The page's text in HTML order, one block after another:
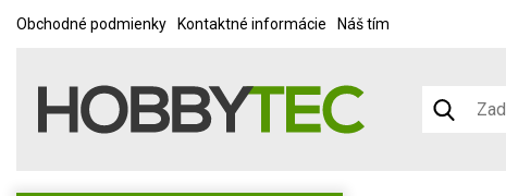
Obchodné podmienky Kontaktné informácie Náš tím